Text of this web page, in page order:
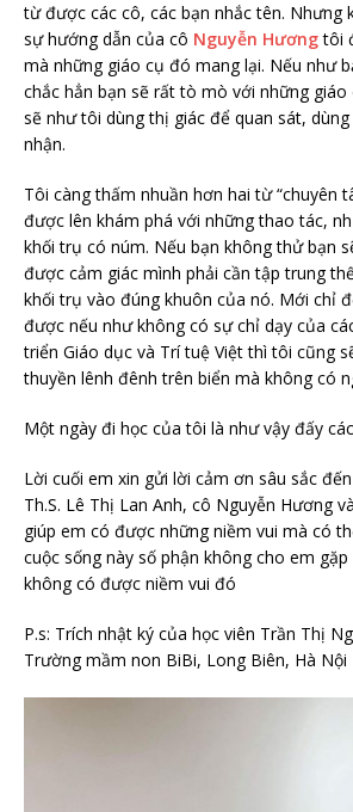
từ được các cô, các bạn nhắc tên. Nhưng
sự hướng dẫn của cô Nguyễn Hươngtôi
mà những giáo cụ đó mang lại. Nếu như
chắc hẳn bạn sẽ rất tò mò với những
sẽ như tôi dùng thị giác để quan sát,
nhận.
Tôi càng thấm nhuần hơn hai từ “chuyên
được lên khám phá với những thao tác,
khối trụ có núm. Nếu bạn không thử bạn
được cảm giác mình phải cần tập trung
khối trụ vào đúng khuôn của nó. Mới chỉ
được nếu như không có sự chỉ dạy của
triển Giáo dục và Trí tuệ Việt thì tôi cũng
thuyền lênh đênh trên biển mà không có
Một ngày đi học của tôi là như vậy đấy
Lời cuối em xin gửi lời cảm ơn sâu sắc
Th.S. Lê Thị Lan Anh, cô Nguyễn Hương
giúp em có được những niềm vui mà có
cuộc sống này số phận không cho em
không có được niềm vui đó
P.s: Trích nhật ký của học viên Trần Thị
Trường mầm non BiBi, Long Biên, Hà Nội